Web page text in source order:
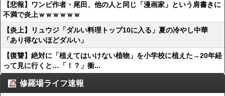
【悲報】ワンピ作者・尾田、他の人と同じ「漫画家」という肩書きに
不満で炎上ｗｗｗｗｗｗ
【炎上】リュウジ「ダルい料理トップ10に入る」夏の冷やし中華
「あり得ないほどダルい」
【復讐】絶対に「植えてはいけない植物」を小学校に植えた→20年経
って見に行くと…「！？」衝...
修羅場ライフ速報